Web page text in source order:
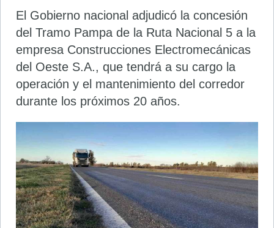
El Gobierno nacional adjudicó la concesión
del Tramo Pampa de la Ruta Nacional 5 a la
empresa Construcciones Electromecánicas
del Oeste S.A., que tendrá a su cargo la
operación y el mantenimiento del corredor
durante los próximos 20 años.